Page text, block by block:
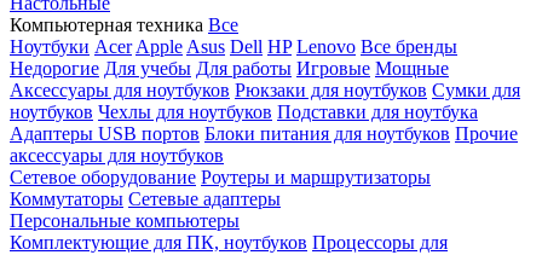
Компьютерная техника Все
Ноутбуки Acer Apple Asus Dell HP Lenovo Все бренды
Недорогие Для учебы Для работы Игровые Мощные
Аксессуары для ноутбуков Рюкзаки для ноутбуков Сумки для
ноутбуков Чехлы для ноутбуков Подставки для ноутбука
Адаптеры USB портов Блоки питания для ноутбуков Прочие
аксессуары для ноутбуков
Сетевое оборудование Роутеры и маршрутизаторы
Коммутаторы Сетевые адаптеры
Персональные компьютеры
Комплектующие для ПК, ноутбуков Процессоры для